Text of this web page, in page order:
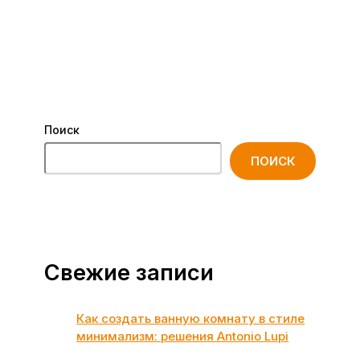
Поиск
ПОИСК
Свежие записи
Как создать ванную комнату в стиле
минимализм: решения Antonio Lupi